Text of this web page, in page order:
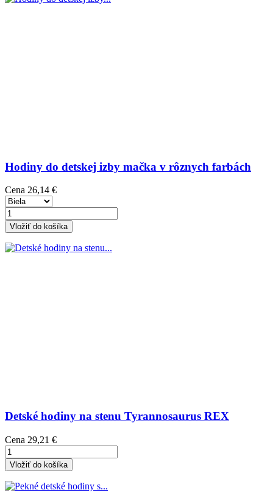
Hodiny do detskej izby mačka v rôznych farbách
Cena 26,14 €
Vložiť do košíka
Detské hodiny na stenu Tyrannosaurus REX
Cena 29,21 €
Vložiť do košíka